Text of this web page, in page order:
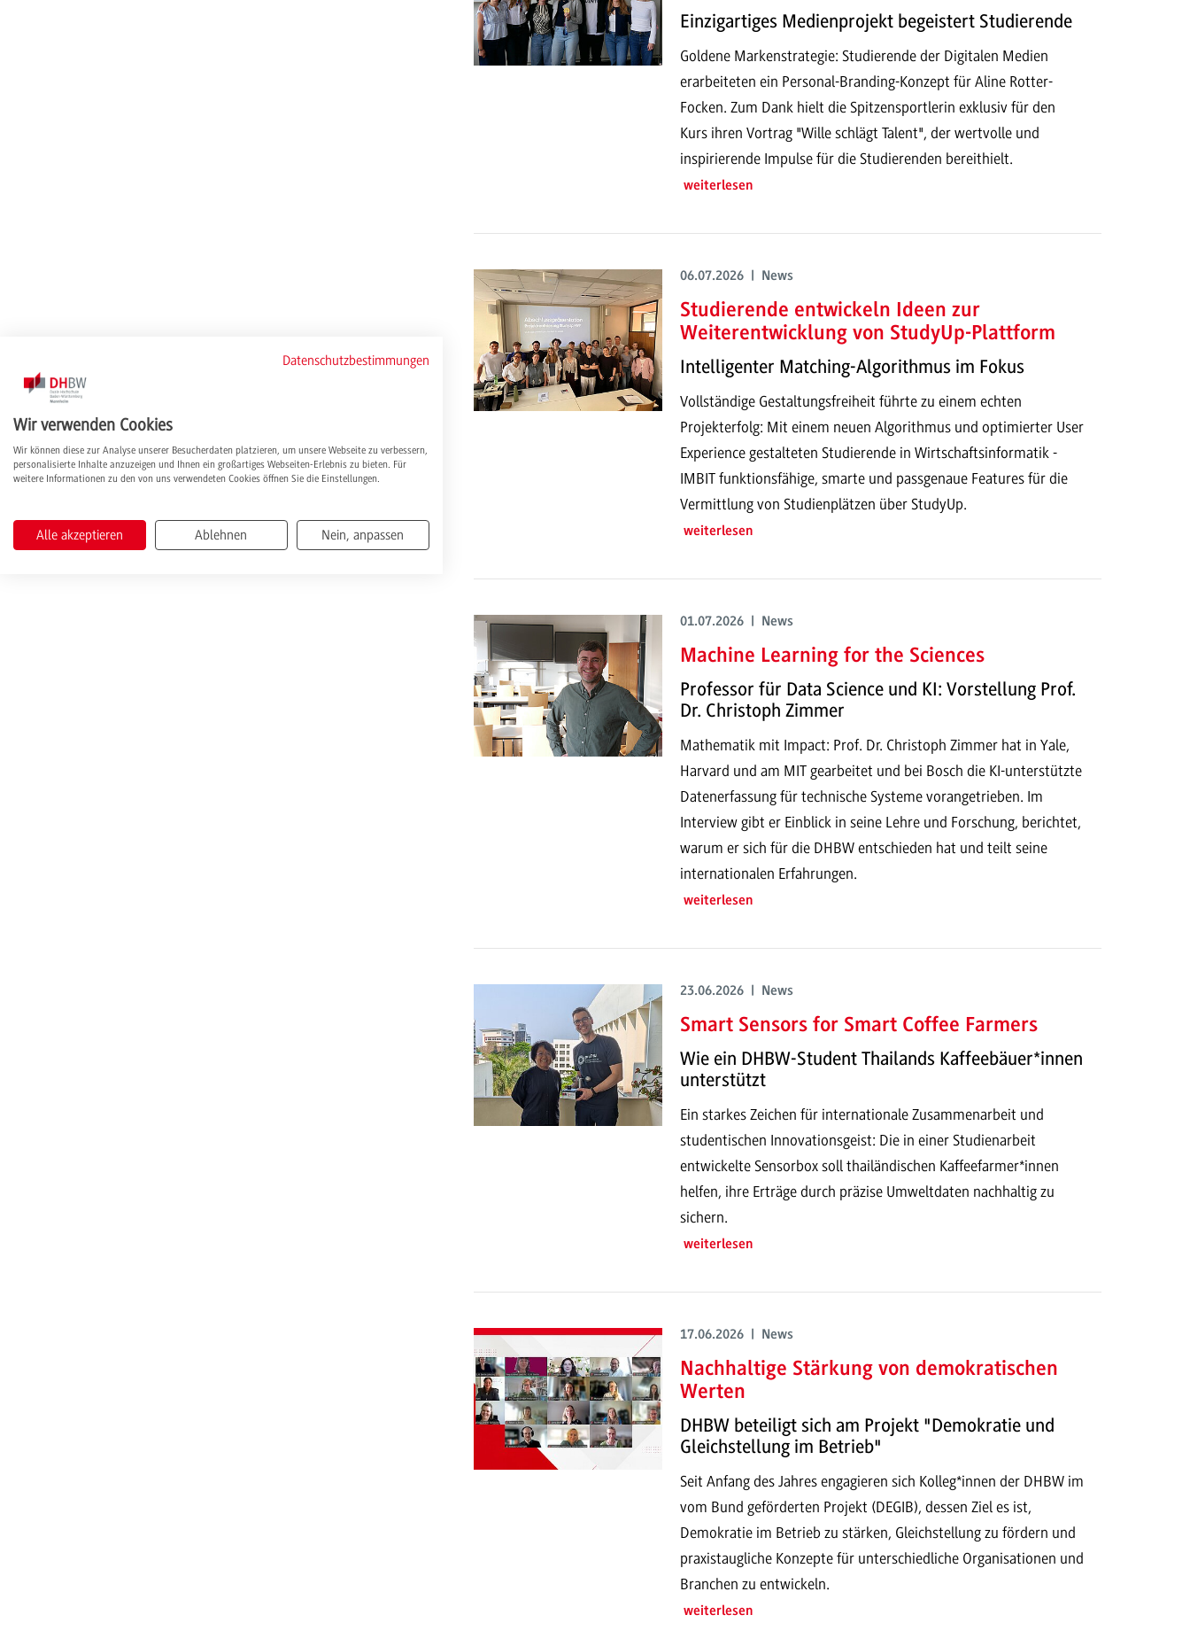
Einzigartiges Medienprojekt begeistert Studierende
Goldene Markenstrategie: Studierende der Digitalen Medien
erarbeiteten ein Personal-Branding-Konzept für Aline Rotter-
Focken. Zum Dank hielt die Spitzensportlerin exklusiv für den
Kurs ihren Vortrag "Wille schlägt Talent", der wertvolle und
inspirierende Impulse für die Studierenden bereithielt.
weiterlesen
06.07.2026 | News
Studierende entwickeln Ideen zur
Weiterentwicklung von StudyUp-Plattform
Intelligenter Matching-Algorithmus im Fokus
Vollständige Gestaltungsfreiheit führte zu einem echten
Projekterfolg: Mit einem neuen Algorithmus und optimierter User
Experience gestalteten Studierende in Wirtschaftsinformatik -
IMBIT funktionsfähige, smarte und passgenaue Features für die
Vermittlung von Studienplätzen über StudyUp.
weiterlesen
01.07.2026 | News
Machine Learning for the Sciences
Professor für Data Science und KI: Vorstellung Prof.
Dr. Christoph Zimmer
Mathematik mit Impact: Prof. Dr. Christoph Zimmer hat in Yale,
Harvard und am MIT gearbeitet und bei Bosch die KI-unterstützte
Datenerfassung für technische Systeme vorangetrieben. Im
Interview gibt er Einblick in seine Lehre und Forschung, berichtet,
warum er sich für die DHBW entschieden hat und teilt seine
internationalen Erfahrungen.
weiterlesen
23.06.2026 | News
Smart Sensors for Smart Coffee Farmers
Wie ein DHBW-Student Thailands Kaffeebäuer*innen
unterstützt
Ein starkes Zeichen für internationale Zusammenarbeit und
studentischen Innovationsgeist: Die in einer Studienarbeit
entwickelte Sensorbox soll thailändischen Kaffeefarmer*innen
helfen, ihre Erträge durch präzise Umweltdaten nachhaltig zu
sichern.
weiterlesen
17.06.2026 | News
Nachhaltige Stärkung von demokratischen
Werten
DHBW beteiligt sich am Projekt "Demokratie und
Gleichstellung im Betrieb"
Seit Anfang des Jahres engagieren sich Kolleg*innen der DHBW im
vom Bund geförderten Projekt (DEGIB), dessen Ziel es ist,
Demokratie im Betrieb zu stärken, Gleichstellung zu fördern und
praxistaugliche Konzepte für unterschiedliche Organisationen und
Branchen zu entwickeln.
weiterlesen
Datenschutzbestimmungen
Wir verwenden Cookies
Wir können diese zur Analyse unserer Besucherdaten platzieren, um unsere Webseite zu verbessern,
personalisierte Inhalte anzuzeigen und Ihnen ein großartiges Webseiten-Erlebnis zu bieten. Für
weitere Informationen zu den von uns verwendeten Cookies öffnen Sie die Einstellungen.
Alle akzeptieren Ablehnen Nein, anpassen